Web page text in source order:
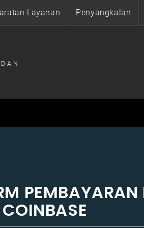
Layanan Penyangkalan
PEMBAYARAN